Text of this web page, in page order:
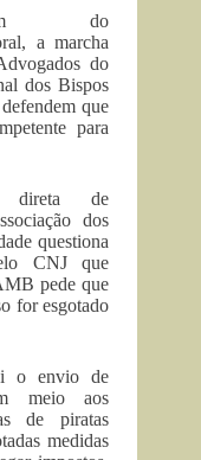
do
a marcha
do
dos Bispos
que
para
de
dos
questiona
CNJ que
pede que
for esgotado
o envio de
meio aos
de piratas
medidas